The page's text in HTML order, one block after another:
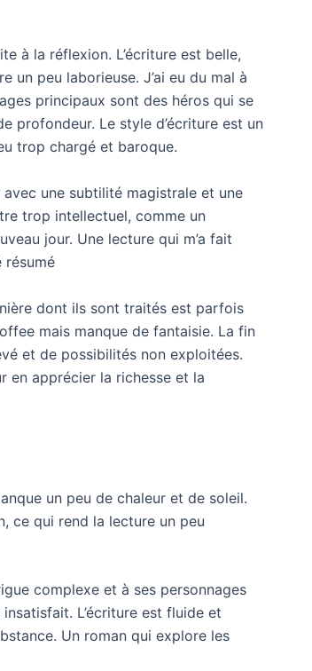
à la réflexion. L’écriture est belle,
peu laborieuse. J’ai eu du mal à
principaux sont des héros qui se
profondeur. Le style d’écriture est un
trop chargé et baroque.
une subtilité magistrale et une
trop intellectuel, comme un
jour. Une lecture qui m’a fait
résumé
dont ils sont traités est parfois
mais manque de fantaisie. La fin
et de possibilités non exploitées.
en apprécier la richesse et la
un peu de chaleur et de soleil.
ce qui rend la lecture un peu
complexe et à ses personnages
L’écriture est fluide et
Un roman qui explore les